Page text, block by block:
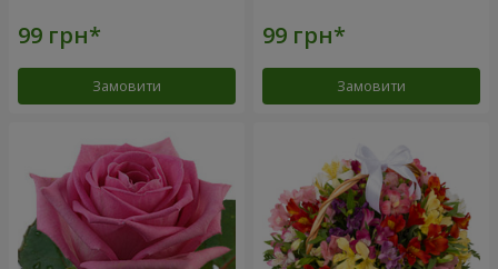
Замовити Замовити